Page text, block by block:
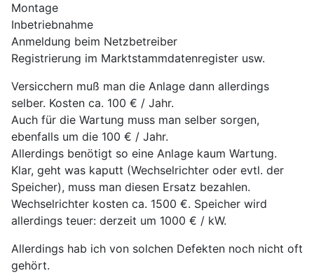
Montage
Inbetriebnahme
Anmeldung beim Netzbetreiber
Registrierung im Marktstammdatenregister usw.
Versicchern muß man die Anlage dann allerdings
selber. Kosten ca. 100 € / Jahr.
Auch für die Wartung muss man selber sorgen,
ebenfalls um die 100 € / Jahr.
Allerdings benötigt so eine Anlage kaum Wartung.
Klar, geht was kaputt (Wechselrichter oder evtl. der
Speicher), muss man diesen Ersatz bezahlen.
Wechselrichter kosten ca. 1500 €. Speicher wird
allerdings teuer: derzeit um 1000 € / kW.
Allerdings hab ich von solchen Defekten noch nicht oft
gehört.